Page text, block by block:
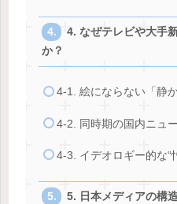
4. なぜテレビや大手
か？
4-1. 絵にならない「静
4-2. 同時期の国内ニュ
4-3. イデオロギー的な“
5. 日本メディアの構